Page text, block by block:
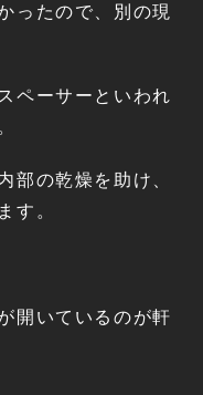
ったので、別の現
ペーサーといわれ
部の乾燥を助け、
す。
開いているのが軒